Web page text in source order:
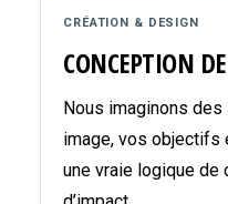
CRÉATION & DESIGN
CONCEPTION
Nous imaginons
image, vos objectifs
une vraie logique